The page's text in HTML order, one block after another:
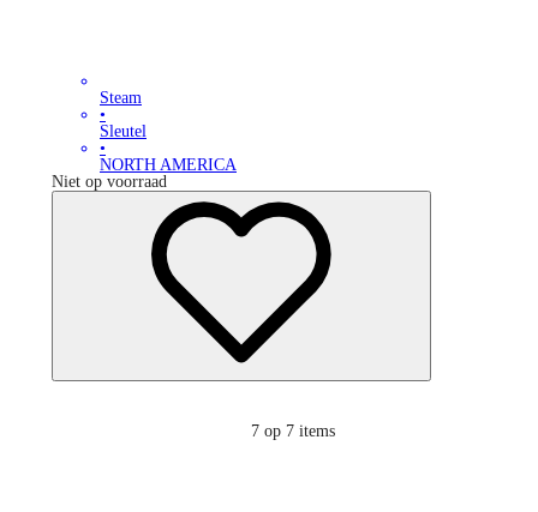
Steam
•
Sleutel
•
NORTH AMERICA
Niet op voorraad
7 op 7 items